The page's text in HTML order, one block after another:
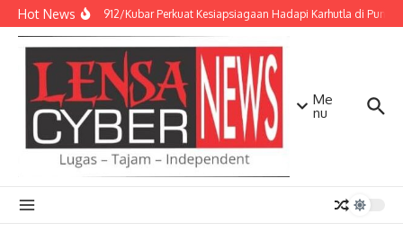
Lewati ke konten
Hot NewsKodim 0912/Kubar Perkuat Kesiapsiagaan Hadapi Karhutla di Puncak
Me
nu